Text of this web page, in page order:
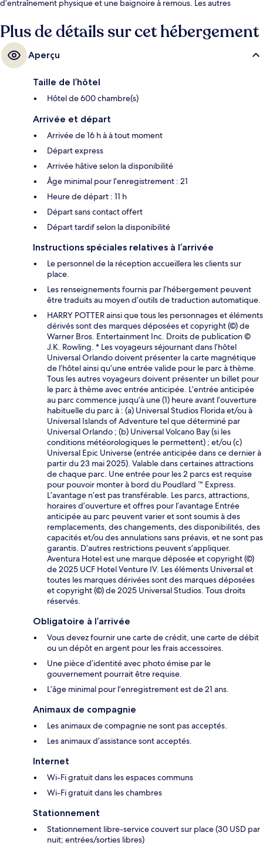
d’entraînement physique et une baignoire à remous. Les autres
l’emplacement.
Plus de détails sur cet hébergement
Aperçu
Taille de l’hôtel
Hôtel de 600 chambre(s)
Arrivée et départ
Arrivée de 16 h à à tout moment
Départ express
Arrivée hâtive selon la disponibilité
Âge minimal pour l’enregistrement : 21
Heure de départ : 11 h
Départ sans contact offert
Départ tardif selon la disponibilité
Instructions spéciales relatives à l’arrivée
Le personnel de la réception accueillera les clients sur
place.
Les renseignements fournis par l’hébergement peuvent
être traduits au moyen d’outils de traduction automatique.
HARRY POTTER ainsi que tous les personnages et éléments
dérivés sont des marques déposées et copyright (©) de
Warner Bros. Entertainment Inc. Droits de publication ©
J.K. Rowling. * Les voyageurs séjournant dans l’hôtel
Universal Orlando doivent présenter la carte magnétique
de l’hôtel ainsi qu’une entrée valide pour le parc à thème.
Tous les autres voyageurs doivent présenter un billet pour
le parc à thème avec entrée anticipée. L’entrée anticipée
au parc commence jusqu’à une (1) heure avant l’ouverture
habituelle du parc à : (a) Universal Studios Florida et/ou à
Universal Islands of Adventure tel que déterminé par
Universal Orlando ; (b) Universal Volcano Bay (si les
conditions météorologiques le permettent) ; et/ou (c)
Universal Epic Universe (entrée anticipée dans ce dernier à
partir du 23 mai 2025). Valable dans certaines attractions
de chaque parc. Une entrée pour les 2 parcs est requise
pour pouvoir monter à bord du Poudlard ™ Express.
L’avantage n’est pas transférable. Les parcs, attractions,
horaires d’ouverture et offres pour l’avantage Entrée
anticipée au parc peuvent varier et sont soumis à des
remplacements, des changements, des disponibilités, des
capacités et/ou des annulations sans préavis, et ne sont pas
garantis. D’autres restrictions peuvent s’appliquer.
Aventura Hotel est une marque déposée et copyright (©)
de 2025 UCF Hotel Venture IV. Les éléments Universal et
toutes les marques dérivées sont des marques déposées
et copyright (©) de 2025 Universal Studios. Tous droits
réservés.
Obligatoire à l’arrivée
Vous devez fournir une carte de crédit, une carte de débit
ou un dépôt en argent pour les frais accessoires.
Une pièce d’identité avec photo émise par le
gouvernement pourrait être requise.
L’âge minimal pour l’enregistrement est de 21 ans.
Animaux de compagnie
Les animaux de compagnie ne sont pas acceptés.
Les animaux d’assistance sont acceptés.
Internet
Wi-Fi gratuit dans les espaces communs
Wi-Fi gratuit dans les chambres
Stationnement
Stationnement libre-service couvert sur place (30 USD par
nuit; entrées/sorties libres)